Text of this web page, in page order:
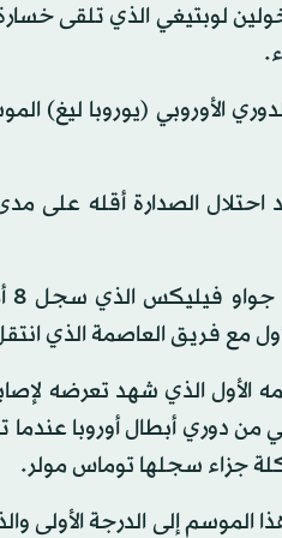
لوبتيغي الذي تلقى
الأوروبي (يوروبا ليغ)
العاصمة الذي انتقل إليه
الموسم إلى الدرجة الأولى